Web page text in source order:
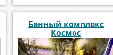
Банный комплекс
Космос